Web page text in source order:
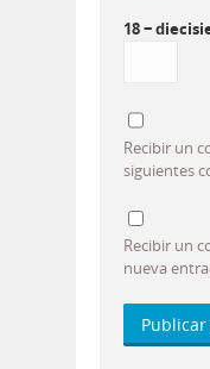
18 −
Recibir un
siguientes
Recibir un
nueva